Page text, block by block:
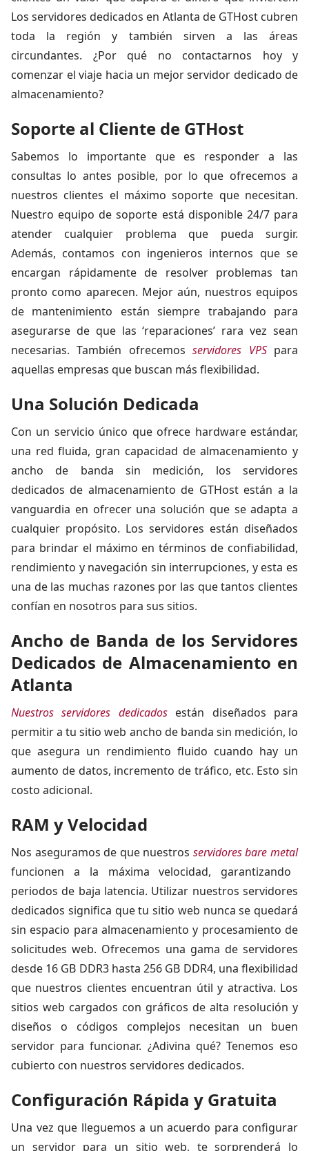
Los servidores dedicados en Atlanta de GTHost cubren
toda la región y también sirven a las áreas
circundantes. ¿Por qué no contactarnos hoy y
comenzar el viaje hacia un mejor servidor dedicado de
almacenamiento?
Soporte al Cliente de GTHost
Sabemos lo importante que es responder a las
consultas lo antes posible, por lo que ofrecemos a
nuestros clientes el máximo soporte que necesitan.
Nuestro equipo de soporte está disponible 24/7 para
atender cualquier problema que pueda surgir.
Además, contamos con ingenieros internos que se
encargan rápidamente de resolver problemas tan
pronto como aparecen. Mejor aún, nuestros equipos
de mantenimiento están siempre trabajando para
asegurarse de que las ‘reparaciones’ rara vez sean
necesarias. También ofrecemosservidores VPS para
aquellas empresas que buscan más flexibilidad.
Una Solución Dedicada
Con un servicio único que ofrece hardware estándar,
una red fluida, gran capacidad de almacenamiento y
ancho de banda sin medición, los servidores
dedicados de almacenamiento de GTHost están a la
vanguardia en ofrecer una solución que se adapta a
cualquier propósito. Los servidores están diseñados
para brindar el máximo en términos de confiabilidad,
rendimiento y navegación sin interrupciones, y esta es
una de las muchas razones por las que tantos clientes
confían en nosotros para sus sitios.
Ancho de Banda de los Servidores
Dedicados de Almacenamiento en
Atlanta
Nuestros servidores dedicadosestán diseñados para
permitir a tu sitio web ancho de banda sin medición, lo
que asegura un rendimiento fluido cuando hay un
aumento de datos, incremento de tráfico, etc. Esto sin
costo adicional.
RAM y Velocidad
Nos aseguramos de que nuestros servidores bare metal
funcionen a la máxima velocidad, garantizando
periodos de baja latencia. Utilizar nuestros servidores
dedicados significa que tu sitio web nunca se quedará
sin espacio para almacenamiento y procesamiento de
solicitudes web. Ofrecemos una gama de servidores
desde 16 GB DDR3 hasta 256 GB DDR4, una flexibilidad
que nuestros clientes encuentran útil y atractiva. Los
sitios web cargados con gráficos de alta resolución y
diseños o códigos complejos necesitan un buen
servidor para funcionar. ¿Adivina qué? Tenemos eso
cubierto con nuestros servidores dedicados.
Configuración Rápida y Gratuita
Una vez que lleguemos a un acuerdo para configurar
un servidor para un sitio web, te sorprenderá lo